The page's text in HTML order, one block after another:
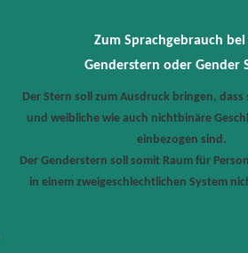
Zum Sprachgebrauch bei
Genderstern oder Gender
Der Stern soll zum Ausdruck bringen,
und weibliche wie auch nichtbinäre
einbezogen sind.
Der Genderstern soll somit Raum für
in einem zweigeschlechtlichen System